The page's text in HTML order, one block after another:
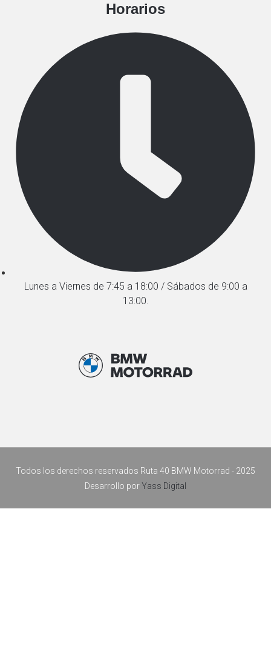
Horarios
Lunes a Viernes de 7:45 a 18:00 / Sábados de 9:00 a
13:00.
Todos los derechos reservados Ruta 40 BMW Motorrad - 2025
Desarrollo porYass Digital